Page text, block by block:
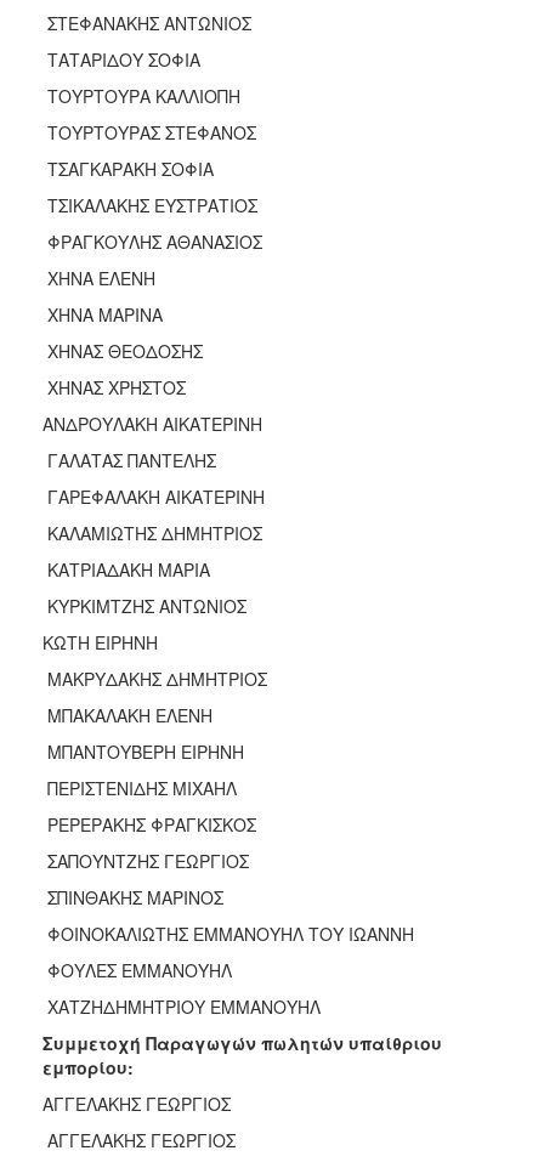
ΣΤΕΦΑΝΑΚΗΣ ΑΝΤΩΝΙΟΣ
ΤΑΤΑΡΙΔΟΥ ΣΟΦΙΑ
ΤΟΥΡΤΟΥΡΑ ΚΑΛΛΙΟΠΗ
ΤΟΥΡΤΟΥΡΑΣ ΣΤΕΦΑΝΟΣ
ΤΣΑΓΚΑΡΑΚΗ ΣΟΦΙΑ
ΤΣΙΚΑΛΑΚΗΣ ΕΥΣΤΡΑΤΙΟΣ
ΦΡΑΓΚΟΥΛΗΣ ΑΘΑΝΑΣΙΟΣ
ΧΗΝΑ ΕΛΕΝΗ
ΧΗΝΑ ΜΑΡΙΝΑ
ΧΗΝΑΣ ΘΕΟΔΟΣΗΣ
ΧΗΝΑΣ ΧΡΗΣΤΟΣ
ΑΝΔΡΟΥΛΑΚΗ ΑΙΚΑΤΕΡΙΝΗ
ΓΑΛΑΤΑΣ ΠΑΝΤΕΛΗΣ
ΓΑΡΕΦΑΛΑΚΗ ΑΙΚΑΤΕΡΙΝΗ
ΚΑΛΑΜΙΩΤΗΣ ΔΗΜΗΤΡΙΟΣ
ΚΑΤΡΙΑΔΑΚΗ ΜΑΡΙΑ
ΚΥΡΚΙΜΤΖΗΣ ΑΝΤΩΝΙΟΣ
ΚΩΤΗ ΕΙΡΗΝΗ
ΜΑΚΡΥΔΑΚΗΣ ΔΗΜΗΤΡΙΟΣ
ΜΠΑΚΑΛΑΚΗ ΕΛΕΝΗ
ΜΠΑΝΤΟΥΒΕΡΗ ΕΙΡΗΝΗ
ΠΕΡΙΣΤΕΝΙΔΗΣ ΜΙΧΑΗΛ
ΡΕΡΕΡΑΚΗΣ ΦΡΑΓΚΙΣΚΟΣ
ΣΑΠΟΥΝΤΖΗΣ ΓΕΩΡΓΙΟΣ
ΣΠΙΝΘΑΚΗΣ ΜΑΡΙΝΟΣ
ΦΟΙΝΟΚΑΛΙΩΤΗΣ ΕΜΜΑΝΟΥΗΛ ΤΟΥ ΙΩΑΝΝΗ
ΦΟΥΛΕΣ ΕΜΜΑΝΟΥΗΛ
ΧΑΤΖΗΔΗΜΗΤΡΙΟΥ ΕΜΜΑΝΟΥΗΛ
Συμμετοχή Παραγωγών πωλητών υπαίθριου
εμπορίου:
ΑΓΓΕΛΑΚΗΣ ΓΕΩΡΓΙΟΣ
ΑΓΓΕΛΑΚΗΣ ΓΕΩΡΓΙΟΣ